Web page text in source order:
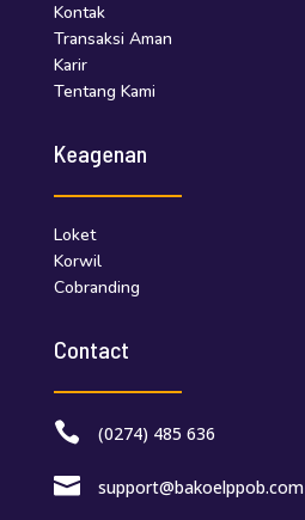
Kontak
Transaksi Aman
Karir
Tentang Kami
Keagenan
Loket
Korwil
Cobranding
Contact
 (0274) 485 636
 support@bakoelppob.com